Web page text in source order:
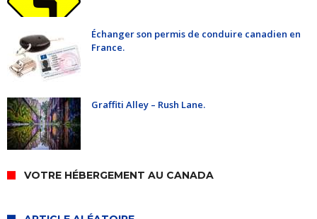
Échanger son permis de conduire canadien en
France.
Graffiti Alley – Rush Lane.
VOTRE HÉBERGEMENT AU CANADA